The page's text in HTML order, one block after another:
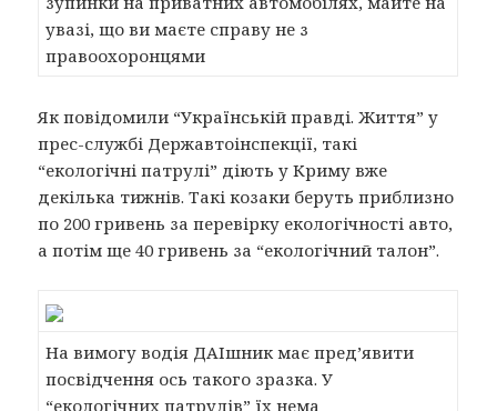
увазі, що ви маєте справу не з
правоохоронцями
Як повідомили “Українській правді. Життя” у
прес-службі Державтоінспекції, такі
“екологічні патрулі” діють у Криму вже
декілька тижнів. Такі козаки беруть приблизно
по 200 гривень за перевірку екологічності авто,
а потім ще 40 гривень за “екологічний талон”.
На вимогу водія ДАІшник має пред’явити
посвідчення ось такого зразка. У
“екологічних патрулів” їх нема